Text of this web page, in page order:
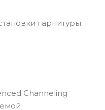
гарнитуры
Channeling